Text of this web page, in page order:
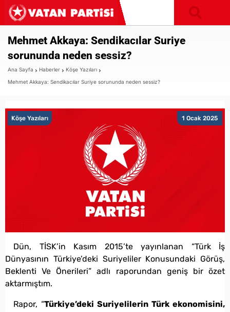
Mehmet Akkaya: Sendikacılar Suriye
sorununda neden sessiz?
Ana Sayfa Haberler
Köşe Yazıları
Mehmet Akkaya: Sendikacılar Suriye sorununda neden sessiz?
1 Ocak 2025
Köşe Yazıları
Dün, TİSK’in Kasım 2015’te yayınlanan “Türk İş
Dünyasının Türkiye’deki Suriyeliler Konusundaki Görüş,
Beklenti Ve Önerileri” adlı raporundan geniş bir özet
aktarmıştım.
Rapor, “Türkiye’deki Suriyelilerin Türk ekonomisini,